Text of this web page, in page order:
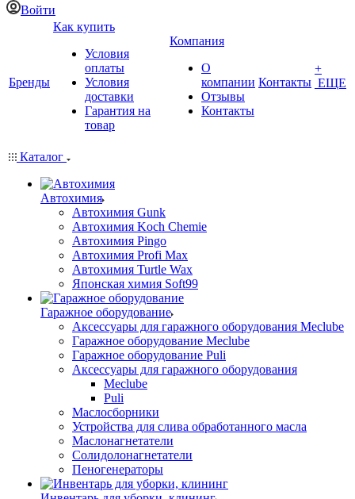
Войти
Бренды
Как купить
Условия
оплаты
Условия
доставки
Гарантия на
товар
Компания
О
компании
Отзывы
Контакты
Контакты
+
ЕЩЕ
Каталог
Автохимия
Автохимия Gunk
Автохимия Koch Chemie
Автохимия Pingo
Автохимия Profi Max
Автохимия Turtle Wax
Японская химия Soft99
Гаражное оборудование
Аксессуары для гаражного оборудования Meclube
Гаражное оборудование Meclube
Гаражное оборудование Puli
Аксессуары для гаражного оборудования
Meclube
Puli
Маслосборники
Устройства для слива обработанного масла
Маслонагнетатели
Солидолонагнетатели
Пеногенераторы